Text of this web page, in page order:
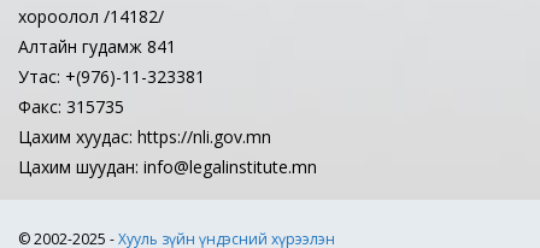
хороолол /14182/
Алтайн гудамж 841
Утас: +(976)-11-323381
Факс: 315735
Цахим хуудас: https://nli.gov.mn
Цахим шуудан: info@legalinstitute.mn
© 2002-2025 -Хууль зүйн үндэсний хүрээлэн